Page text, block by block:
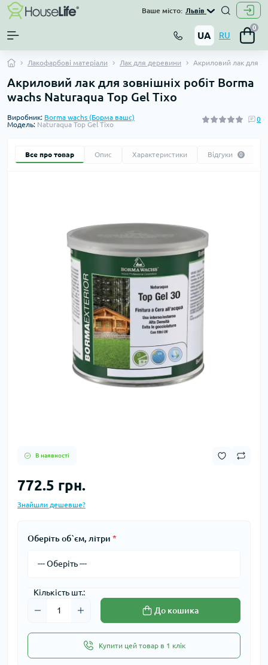
Ваше місто: Львів
UA RU
0
Лакофарбові матеріали Лак для деревини Акриловий лак для
Акриловий лак для зовнішніх робіт Borma
wachs Naturaqua Top Gel Tixo
Виробник: Borma wachs (Борма вашс)
Модель: Naturaqua Top Gel Tixo
0
Все про товар Опис Характеристики Відгуки 0
В наявності
772.5 грн.
Знайшли дешевше?
Оберіть об`єм, літри *
Кількість шт.:
До кошика
Купити цей товар в 1 клік